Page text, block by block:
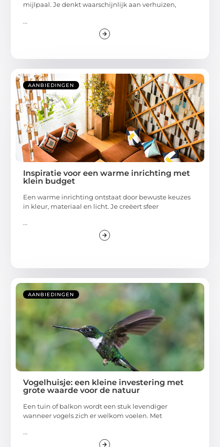
mijlpaal. Je denkt waarschijnlijk aan verhuizen,
...
AANBIEDINGEN
Inspiratie voor een warme inrichting met
klein budget
Een warme inrichting ontstaat door bewuste keuzes
in kleur, materiaal en licht. Je creëert sfeer
...
AANBIEDINGEN
Vogelhuisje: een kleine investering met
grote waarde voor de natuur
Een tuin of balkon wordt een stuk levendiger
wanneer vogels zich er welkom voelen. Met
...